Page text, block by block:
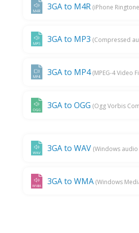
3GA to M4R (iPhone
3GA to MP3 (Compressed
3GA to MP4(MPEG-4 Video
3GA to OGG (Ogg Vorbis
3GA to WAV (Windows
3GA to WMA (Windows